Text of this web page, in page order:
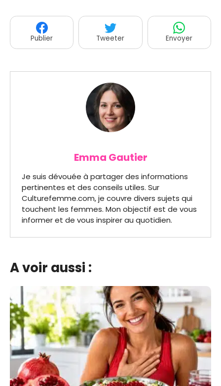
Publier Tweeter Envoyer
Emma Gautier
Je suis dévouée à partager des informations
pertinentes et des conseils utiles. Sur
Culturefemme.com, je couvre divers sujets qui
touchent les femmes. Mon objectif est de vous
informer et de vous inspirer au quotidien.
A voir aussi :